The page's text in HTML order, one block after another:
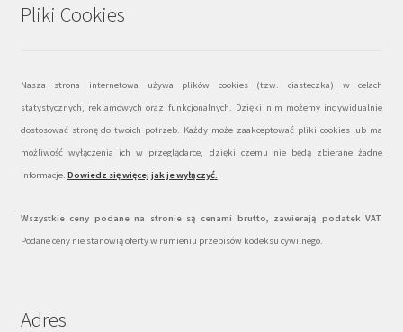
Pliki Cookies
Nasza strona internetowa używa plików cookies (tzw. ciasteczka) w celach
statystycznych, reklamowych oraz funkcjonalnych. Dzięki nim możemy indywidualnie
dostosować stronę do twoich potrzeb. Każdy może zaakceptować pliki cookies lub ma
możliwość wyłączenia ich w przeglądarce, dzięki czemu nie będą zbierane żadne
informacje. Dowiedz się więcej jak je wyłączyć.
Wszystkie ceny podane na stronie są cenami brutto, zawierają podatek VAT.
Podane ceny nie stanowią oferty w rumieniu przepisów kodeksu cywilnego.
Adres